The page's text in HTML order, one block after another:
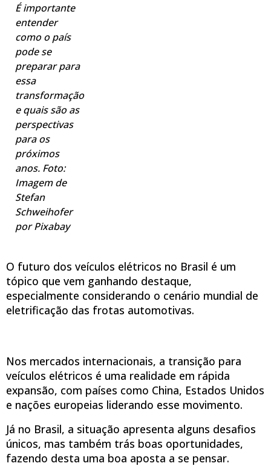
É importante
entender
como o país
pode se
preparar para
essa
transformação
e quais são as
perspectivas
para os
próximos
anos. Foto:
Imagem de
Stefan
Schweihofer
por Pixabay
O futuro dos veículos elétricos no Brasil é um
tópico que vem ganhando destaque,
especialmente considerando o cenário mundial de
eletrificação das frotas automotivas.
Nos mercados internacionais, a transição para
veículos elétricos é uma realidade em rápida
expansão, com países como China, Estados Unidos
e nações europeias liderando esse movimento.
Já no Brasil, a situação apresenta alguns desafios
únicos, mas também trás boas oportunidades,
fazendo desta uma boa aposta a se pensar.